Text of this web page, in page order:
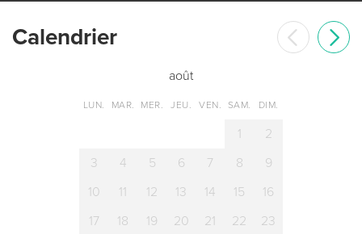
Сalendrier
août
LUN. MAR. MER. JEU. VEN. SAM. DIM.
1
2
3
4 5 6 7 8
9
10
11 12 13 14 15
16
17
18 19 20 21 22
23